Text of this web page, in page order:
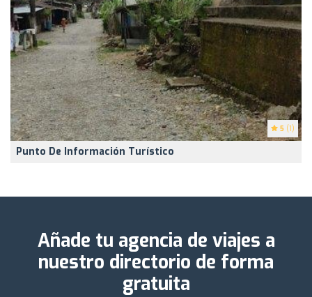
5 (1)
Punto De Información Turístico
Añade tu agencia de viajes a
nuestro directorio de forma
gratuita